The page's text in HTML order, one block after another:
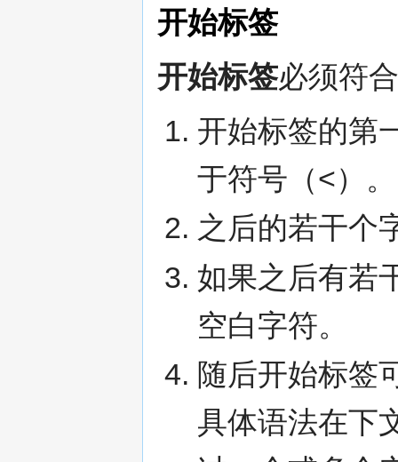
开始标签
开始标签必须符
开始标签的第
于符号（<）。
之后的若干个
如果之后有若
空白字符。
随后开始标签
具体语法在下